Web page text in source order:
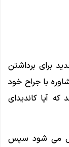
برای برداشتن
با جراح خود
که آیا کاندیدای
می شود سپس